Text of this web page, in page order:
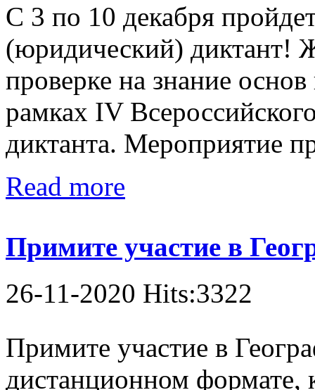
С 3 по 10 декабря
(юридический) диктант!
проверке на знание
рамках IV
диктанта. Мероприятие
Read more
Примите участие в
26-11-2020 Hits:3322
Примите участие в
дистанционном формате,